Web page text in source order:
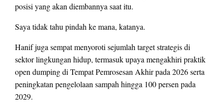
posisi yang akan diembannya saat itu.
Saya tidak tahu pindah ke mana, katanya.
Hanif juga sempat menyoroti sejumlah target strategis di
sektor lingkungan hidup, termasuk upaya mengakhiri praktik
open dumping di Tempat Pemrosesan Akhir pada 2026 serta
peningkatan pengelolaan sampah hingga 100 persen pada
2029.